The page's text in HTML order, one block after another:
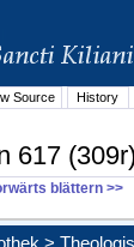
Source History
617
blättern >>